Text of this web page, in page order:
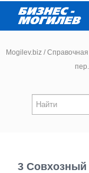
Новости
Mogilev.biz / Справочная
3 Совхозный